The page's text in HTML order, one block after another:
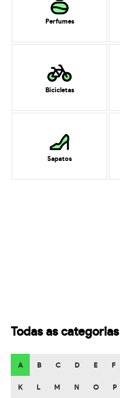
Perfumes
Bicicletas
Sapatos
Todas as categorias
A B C D E F
K L M N O P